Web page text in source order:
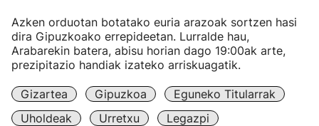
Azken orduotan botatako euria arazoak sortzen hasi
dira Gipuzkoako errepideetan. Lurralde hau,
Arabarekin batera, abisu horian dago 19:00ak arte,
prezipitazio handiak izateko arriskuagatik.
Gizartea Gipuzkoa
Eguneko Titularrak
Uholdeak
Urretxu Legazpi